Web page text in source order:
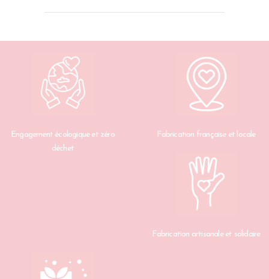
Engagement écologique et zéro
déchet
Fabrication française et locale
Fabrication artisanale et solidaire